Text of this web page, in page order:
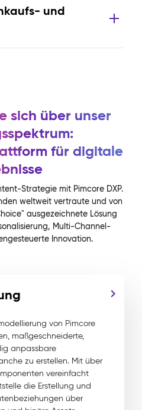
und
sich über unser
für digitale
Strategie mit Pimcore DXP.
weltweit vertraute und von
ausgezeichnete Lösung
Multi-Channel-
Innovation.
von Pimcore
maßgeschneiderte,
anpassbare
zu erstellen. Mit über
vereinfacht
die Erstellung und
über